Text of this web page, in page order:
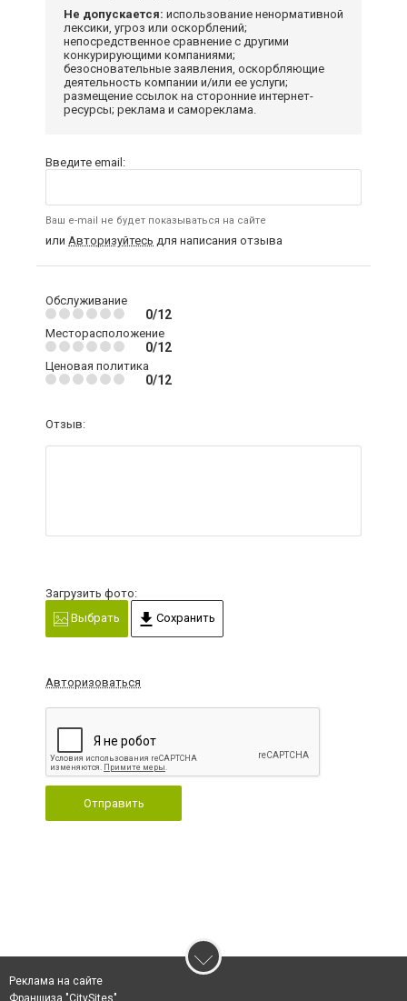
Не допускается: использование ненормативной
лексики, угроз или оскорблений;
непосредственное сравнение с другими
конкурирующими компаниями;
безосновательные заявления, оскорбляющие
деятельность компании и/или ее услуги;
размещение ссылок на сторонние интернет-
ресурсы; реклама и самореклама.
Введите email:
Ваш e-mail не будет показываться на сайте
или Авторизуйтесь для написания отзыва
Обслуживание
0/12
Месторасположение
0/12
Ценовая политика
0/12
Отзыв:
Загрузить фото:
Выбрать
Сохранить
Авторизоваться
Отправить
Реклама на сайте
Франшиза "CitySites"